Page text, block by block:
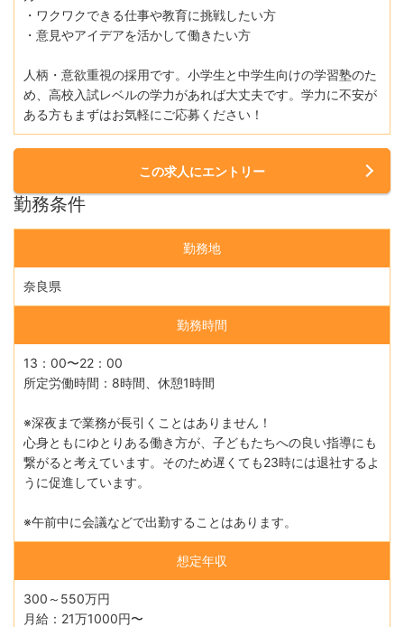
・ワクワクできる仕事や教育に挑戦したい⽅
・意⾒やアイデアを活かして働きたい⽅
⼈柄・意欲重視の採⽤です。⼩学⽣と中学⽣向けの学習塾のた
め、⾼校⼊試レベルの学⼒があれば⼤丈夫です。学⼒に不安が
ある⽅もまずはお気軽にご応募ください！
この求人にエントリー
勤務条件
勤務地
奈良県
勤務時間
13：00〜22：00
所定労働時間：8時間、休憩1時間
※深夜まで業務が⻑引くことはありません！
⼼⾝ともにゆとりある働き⽅が、⼦どもたちへの良い指導にも
繋がると考えています。そのため遅くても23時には退社するよ
うに促進しています。
※午前中に会議などで出勤することはあります。
想定年収
300～550万円
月給：21万1000円〜